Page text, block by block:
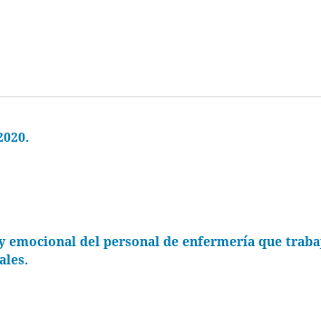
emocional del personal de enfermería que